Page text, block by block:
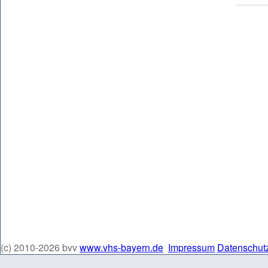
(c) 2010-2026 bvvwww.vhs-bayern.de Impressum